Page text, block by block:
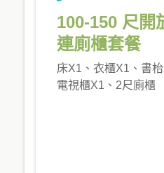
100-150 尺開
連廁櫃套餐
床X1、衣櫃X1、書
電視櫃X1、2尺廁櫃